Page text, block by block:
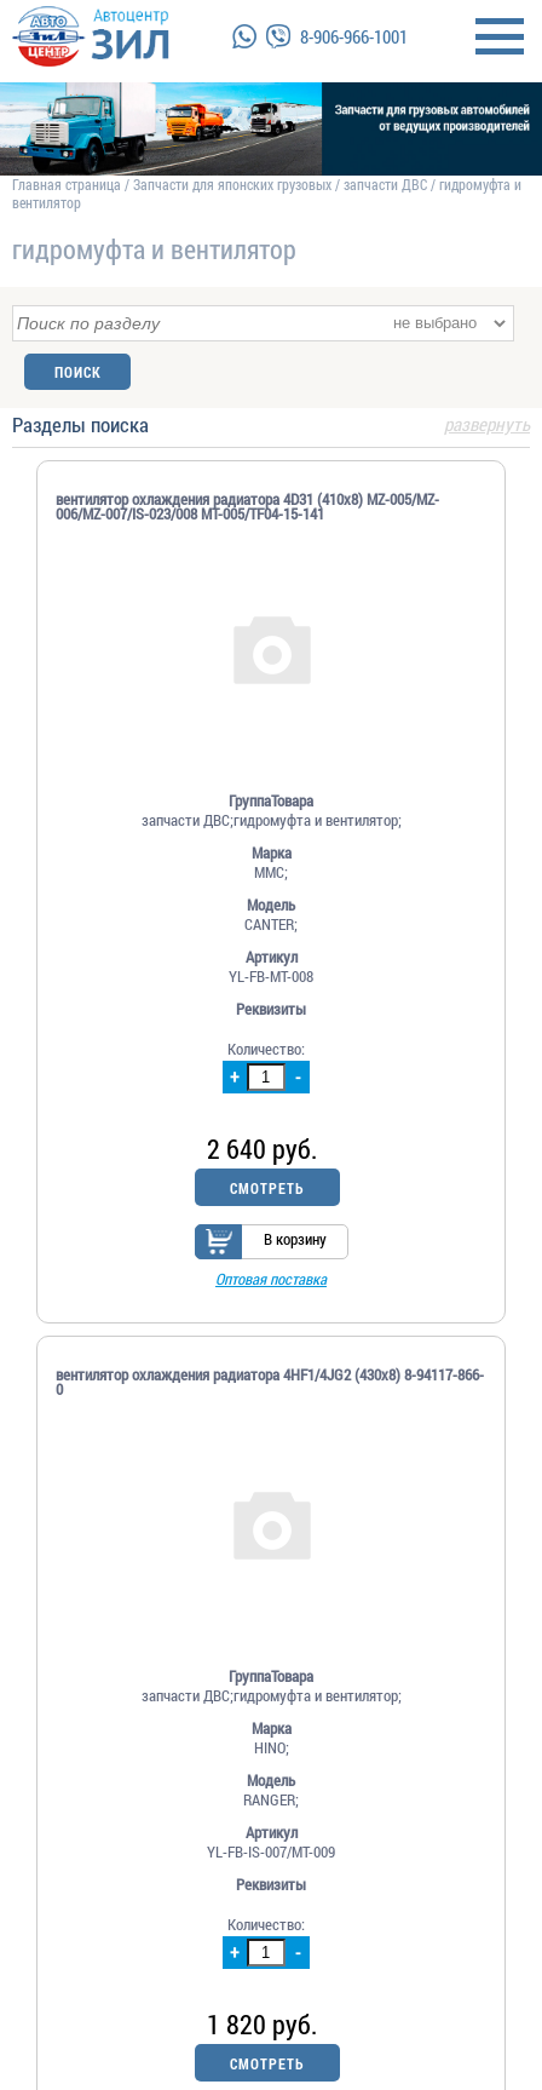
8-906-966-1001
Главная страница /Запчасти для японских грузовых/запчасти ДВС/гидромуфта и
вентилятор
гидромуфта и вентилятор
развернуть
Разделы поиска
вентилятор охлаждения радиатора 4D31 (410х8) MZ-005/MZ-
006/MZ-007/IS-023/008 MT-005/TF04-15-141
ГруппаТовара
запчасти ДВС;гидромуфта и вентилятор;
Марка
MMC;
Модель
CANTER;
Артикул
YL-FB-MT-008
Реквизиты
+ -
Количество:
2 640 руб.
СМОТРЕТЬ
В корзину
Оптовая поставка
вентилятор охлаждения радиатора 4HF1/4JG2 (430х8) 8-94117-866-
0
ГруппаТовара
запчасти ДВС;гидромуфта и вентилятор;
Марка
HINO;
Модель
RANGER;
Артикул
YL-FB-IS-007/MT-009
Реквизиты
+ -
Количество:
1 820 руб.
СМОТРЕТЬ